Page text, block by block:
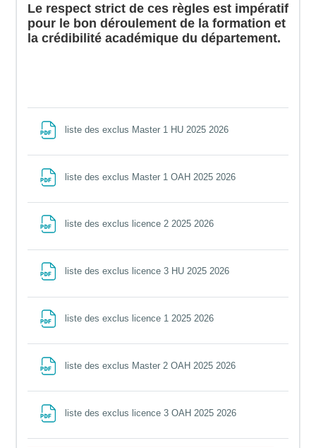
Le respect strict de ces règles est impératif
pour le bon déroulement de la formation et
la crédibilité académique du département.
liste des exclus Master 1 HU 2025 2026
liste des exclus Master 1 OAH 2025 2026
liste des exclus licence 2 2025 2026
liste des exclus licence 3 HU 2025 2026
liste des exclus licence 1 2025 2026
liste des exclus Master 2 OAH 2025 2026
liste des exclus licence 3 OAH 2025 2026